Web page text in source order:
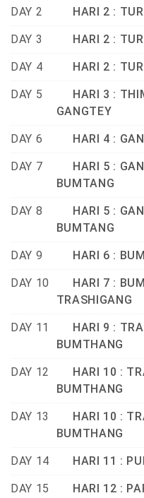
DAY 2 HARI 2 : TUR
DAY 3 HARI 2 : TUR
DAY 4 HARI 2 : TUR
DAY 5
HARI 3 :
GANGTEY
DAY 6 HARI 4 :
DAY 7
HARI 5 :
BUMTANG
DAY 8
HARI 5 :
BUMTANG
DAY 9 HARI 6 :
DAY 10
HARI 7 :
TRASHIGANG
DAY 11
HARI 9 :
BUMTHANG
DAY 12
HARI 10 :
BUMTHANG
DAY 13
HARI 10 :
BUMTHANG
DAY 14 HARI 11 :
DAY 15
HARI 12 :